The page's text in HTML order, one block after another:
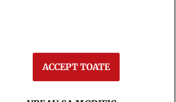
ACCEPT TOATE